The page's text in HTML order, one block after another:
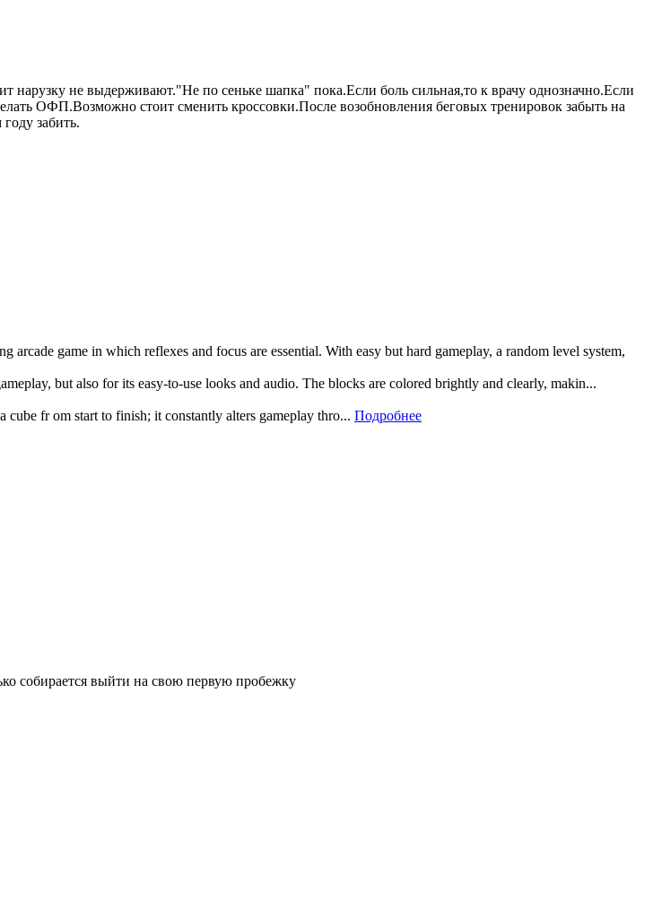
нарузку не выдерживают."Не по сеньке шапка" пока.Если боль сильная,то к врачу однозначно.Если
ОФП.Возможно стоит сменить кроссовки.После возобновления беговых тренировок забыть на
забить.
arcade game in which reflexes and focus are essential. With easy but hard gameplay, a random level system,
but also for its easy-to-use looks and audio. The blocks are colored brightly and clearly, makin...
cube fr om start to finish; it constantly alters gameplay thro... Подробнее
собирается выйти на свою первую пробежку